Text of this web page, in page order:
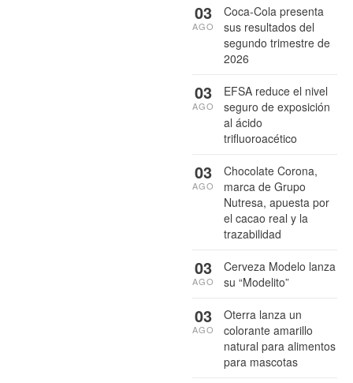
Coca-Cola presenta
sus resultados del
segundo trimestre de
2026
03
AGO
EFSA reduce el nivel
seguro de exposición
al ácido
trifluoroacético
03
AGO
Chocolate Corona,
marca de Grupo
Nutresa, apuesta por
el cacao real y la
trazabilidad
03
AGO
Cerveza Modelo lanza
su “Modelito”
03
AGO
Oterra lanza un
colorante amarillo
natural para alimentos
para mascotas
03
AGO